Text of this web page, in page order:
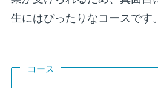
生にはぴったりなコースです。
コース